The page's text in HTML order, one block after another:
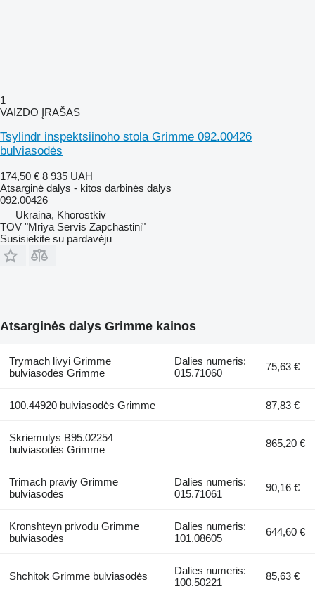
1
VAIZDO ĮRAŠAS
Tsylindr inspektsiinoho stola Grimme 092.00426
bulviasodės
174,50 € 8 935 UAH
Atsarginė dalys - kitos darbinės dalys
092.00426
Ukraina, Khorostkiv
TOV "Mriya Servis Zapchastini"
Susisiekite su pardavėju
Atsarginės dalys Grimme kainos
Trymach livyi Grimme
bulviasodės Grimme
Dalies numeris:
015.71060
75,63 €
100.44920 bulviasodės Grimme 87,83 €
Skriemulys B95.02254
bulviasodės Grimme
865,20 €
Trimach praviy Grimme
bulviasodės
Dalies numeris:
015.71061
90,16 €
Kronshteyn privodu Grimme
bulviasodės
Dalies numeris:
101.08605
644,60 €
Shchitok Grimme bulviasodės
Dalies numeris:
100.50221
85,63 €